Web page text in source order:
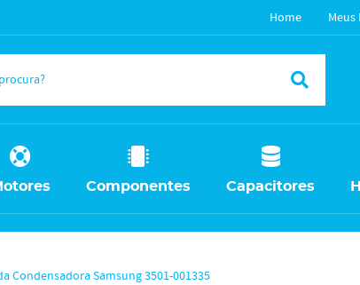
Home Meus
Componentes Capacitores
Condensadora Samsung 3501-001335